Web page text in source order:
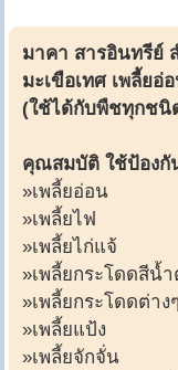
มาคา สารอินทรีย์
มะเขือเทศ เพลี้ยอ่
(ใช้ได้กับพืชทุกชนิ
คุณสมบัติ ใช้ป้องกั
»เพลี้ยอ่อน
»เพลี้ยไฟ
»เพลี้ยไก่แจ้
»เพลี้ยกระโดดสีน้
»เพลี้ยกระโดดต่างๆ
»เพลี้ยแป้ง
»เพลี้ยจักจั่น